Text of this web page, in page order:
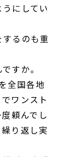
にしてい
るのも重
すか。
全国各地
ワンスト
頼んでし
り返し実